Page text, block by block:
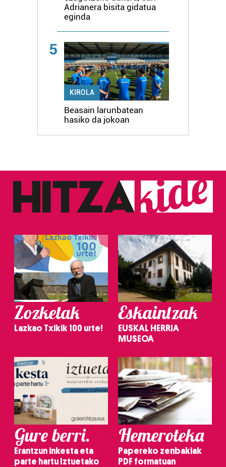
Adrianera bisita gidatua
eginda
5
KIROLA
Beasain larunbatean
hasiko da jokoan
Zozketak
Lazkao Txikik 100 urte!
Eskaintzak
EUSKAL HERRIA
MUSEOA
Gure berri.
Erantzun inkesta eta
parte hartu Iztuetako
Hemeroteka
Papereko zenbakiak
PDF formatuan